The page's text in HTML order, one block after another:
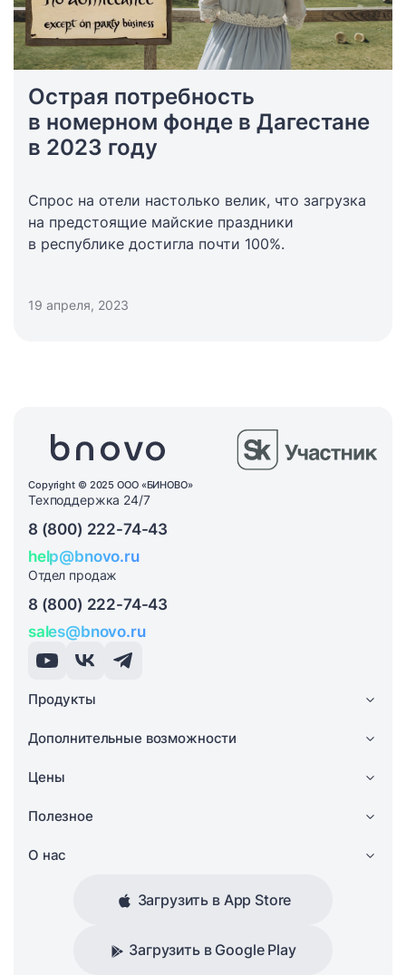
Острая потребность
в номерном фонде в Дагестане
в 2023 году
Спрос на отели настолько велик, что загрузка
на предстоящие майские праздники
в республике достигла почти 100%.
19 апреля, 2023
Copyright © 2025 ООО «БИНОВО»
Техподдержка 24/7
8 (800) 222-74-43
help@bnovo.ru
Отдел продаж
8 (800) 222-74-43
sales@bnovo.ru
Продукты
Дополнительные возможности
Цены
Полезное
О нас
Загрузить в App Store
Загрузить в Google Play